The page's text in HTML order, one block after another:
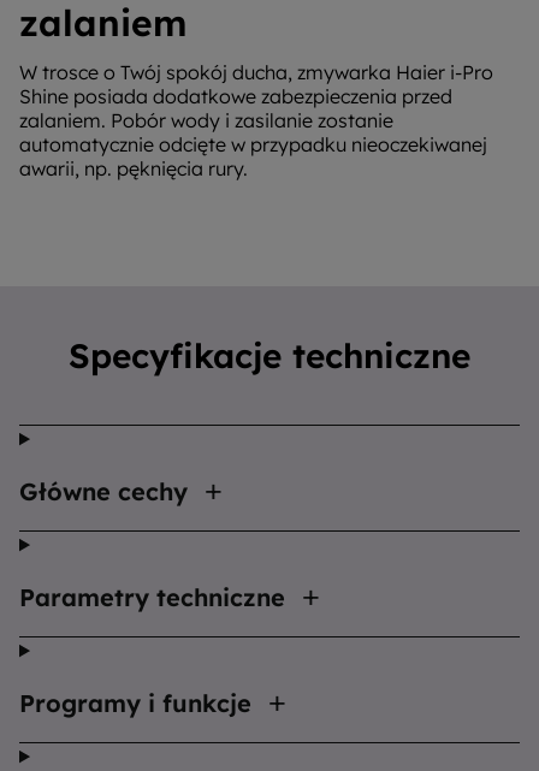
zalaniem
W trosce o Twój spokój ducha, zmywarka Haier i-Pro
Shine posiada dodatkowe zabezpieczenia przed
zalaniem. Pobór wody i zasilanie zostanie
automatycznie odcięte w przypadku nieoczekiwanej
awarii, np. pęknięcia rury.
Specyfikacje techniczne
Główne cechy
Parametry techniczne
Programy i funkcje